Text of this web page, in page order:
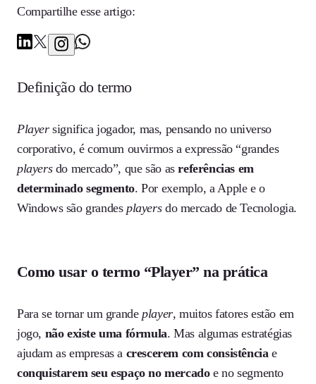
Compartilhe esse artigo:
Definição do termo
Playersignifica jogador, mas, pensando no universo
corporativo, é comum ouvirmos a expressão “grandes
playersdo mercado”, que são asreferências em
determinado segmento. Por exemplo, a Apple e o
Windows são grandes playersdo mercado de Tecnologia.
Como usar o termo “Player” na prática
Para se tornar um grande player, muitos fatores estão em
jogo, não existe uma fórmula. Mas algumas estratégias
ajudam as empresas a crescerem com consistência e
conquistarem seu espaço no mercadoe no segmento